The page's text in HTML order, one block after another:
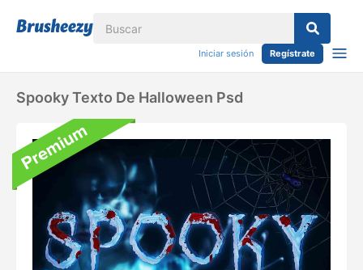
Iniciar sesión Regístrate
Spooky Texto De Halloween Psd